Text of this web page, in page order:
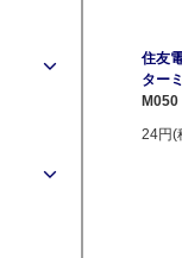
住友
ター
M050
24円(